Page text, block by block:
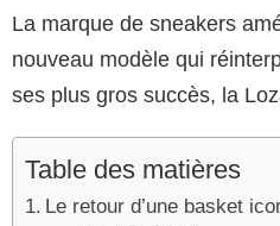
La marque de sneakers
nouveau modèle qui
ses plus gros succès, la
Table des matières
Le retour d’une basket